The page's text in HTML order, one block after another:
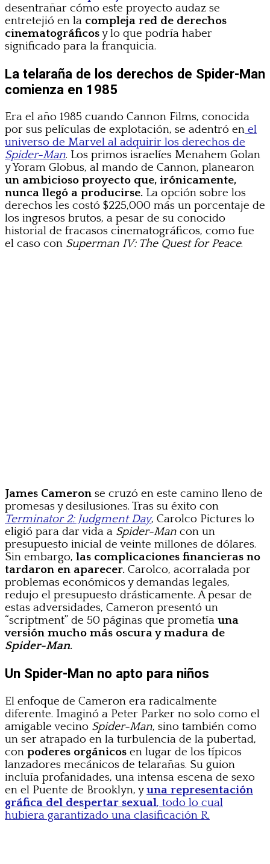
desentrañar cómo este proyecto audaz se
entretejió en la compleja red de derechos
cinematográficosy lo que podría haber
significado para la franquicia.
La telaraña de los derechos de Spider-Man
comienza en 1985
Era el año 1985 cuando Cannon Films, conocida
por sus películas de explotación, se adentró en el
universo de Marvel al adquirir los derechos de
Spider-Man. Los primos israelíes Menahem Golan
y Yoram Globus, al mando de Cannon, planearon
un ambicioso proyecto que, irónicamente,
nunca llegó a producirse. La opción sobre los
derechos les costó $225,000 más un porcentaje de
los ingresos brutos, a pesar de su conocido
historial de fracasos cinematográficos, como fue
el caso con Superman IV: The Quest for Peace.
James Cameron se cruzó en este camino lleno de
promesas y desilusiones. Tras su éxito con
Terminator 2: Judgment Day, Carolco Pictures lo
eligió para dar vida a Spider-Man con un
presupuesto inicial de veinte millones de dólares.
Sin embargo, las complicaciones financieras no
tardaron en aparecer. Carolco, acorralada por
problemas económicos y demandas legales,
redujo el presupuesto drásticamente. A pesar de
estas adversidades, Cameron presentó un
“scriptment” de 50 páginas que prometía una
versión mucho más oscura y madura de
Spider-Man.
Un Spider-Man no apto para niños
El enfoque de Cameron era radicalmente
diferente. Imaginó a Peter Parker no solo como el
amigable vecino Spider-Man, sino también como
un ser atrapado en la turbulencia de la pubertad,
con poderes orgánicos en lugar de los típicos
lanzadores mecánicos de telarañas. Su guion
incluía profanidades, una intensa escena de sexo
en el Puente de Brooklyn, yuna representación
gráfica del despertar sexual, todo lo cual
hubiera garantizado una clasificación R.